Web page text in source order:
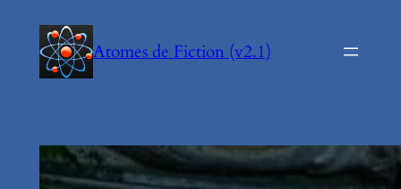
contenu
Atomes de Fiction (v2.1)